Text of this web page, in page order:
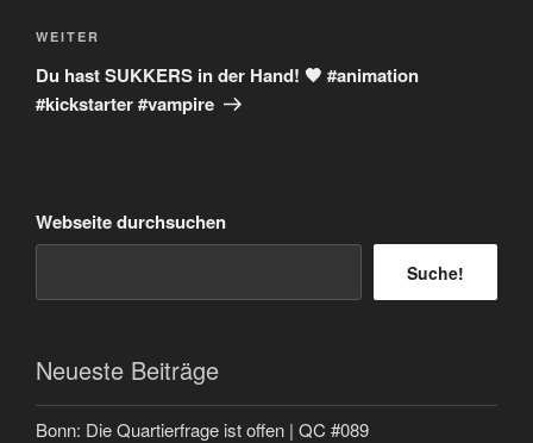
Nächster
Beitrag
WEITER
Du hast SUKKERS in der Hand! 🖤 #animation
#kickstarter #vampire
Webseite durchsuchen
Suche!
Neueste Beiträge
Bonn: Die Quartierfrage ist offen | QC #089